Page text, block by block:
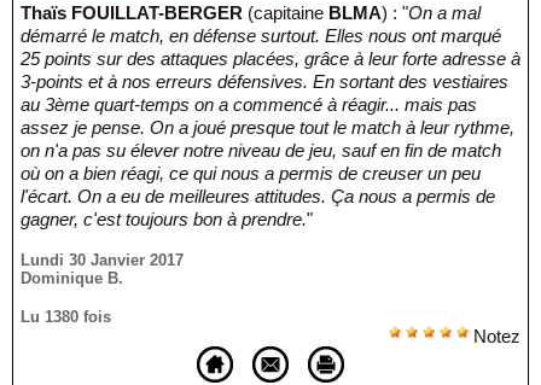
Thaïs FOUILLAT-BERGER (capitaine BLMA) : "On a mal
démarré le match, en défense surtout. Elles nous ont marqué
25 points sur des attaques placées, grâce à leur forte adresse à
3-points et à nos erreurs défensives. En sortant des vestiaires
au 3ème quart-temps on a commencé à réagir... mais pas
assez je pense. On a joué presque tout le match à leur rythme,
on n'a pas su élever notre niveau de jeu, sauf en fin de match
où on a bien réagi, ce qui nous a permis de creuser un peu
l'écart. On a eu de meilleures attitudes. Ça nous a permis de
gagner, c'est toujours bon à prendre."
Lundi 30 Janvier 2017
Dominique B.
Lu 1380 fois
Notez